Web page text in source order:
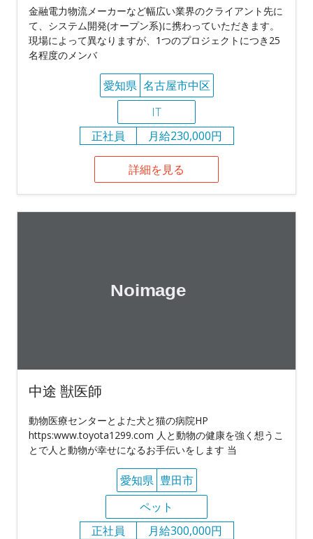
金融電力物流メーカーなど幅広い業界のクライアント先に
て、システム開発(オープン系)に携わっていただきます。
現場によって異なりますが、1つのプロジェクトにつき25
名程度のメンバ
愛知県 名古屋市中区
IT
正社員
月給230,000円
詳細を見る
中途 獣医師
動物医療センターとよた犬と猫の病院HP
https:www.toyota1299.com 人と動物の健康を強く想うこ
とで人と動物が幸せになるお手伝いをします 当
愛知県 豊田市
ペット
正社員
月給300,000円